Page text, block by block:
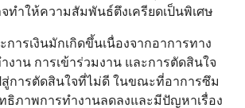
ทำให้ความสัมพันธ์ตึงเครียดเป็นพิเศษ
ารเงินมักเกิดขึ้นเนื่องจากอาการทาง
าน การเข้าร่วมงาน และการตัดสินใจ
สู่การตัดสินใจที่ไม่ดี ในขณะที่อาการซึม
ธิภาพการทำงานลดลงและมีปัญหาเรื่อง